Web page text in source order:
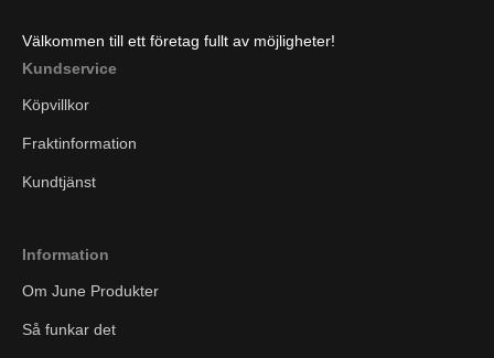
Välkommen till ett företag fullt av möjligheter!
Kundservice
Köpvillkor
Fraktinformation
Kundtjänst
Information
Om June Produkter
Så funkar det